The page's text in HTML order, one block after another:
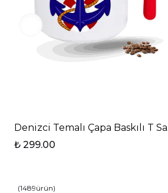
Denizci Temalı Çapa Baskılı T
₺ 299.00
(1489ürün)